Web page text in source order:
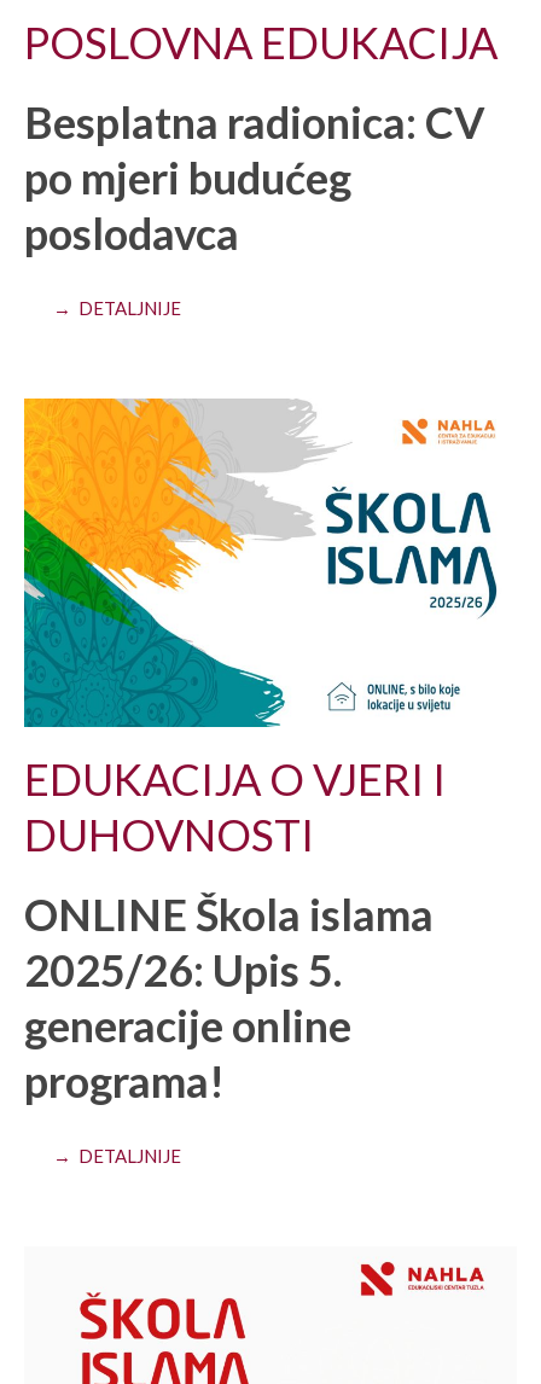
POSLOVNA EDUKACIJA
Besplatna radionica: CV
po mjeri budućeg
poslodavca
→ DETALJNIJE
EDUKACIJA O VJERI I
DUHOVNOSTI
ONLINE Škola islama
2025/26: Upis 5.
generacije online
programa!
→ DETALJNIJE